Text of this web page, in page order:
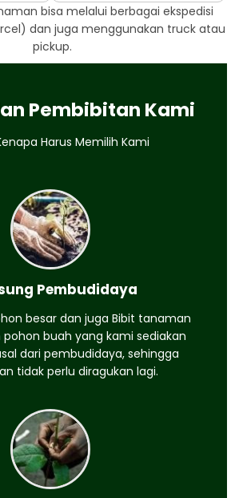
bisa melalui berbagai ekspedisi
dan juga menggunakan truck atau
pickup.
Pembibitan Kami
Harus Memilih Kami
Pembudidaya
besar dan juga Bibit tanaman
buah yang kami sediakan
dari pembudidaya, sehingga
tidak perlu diragukan lagi.